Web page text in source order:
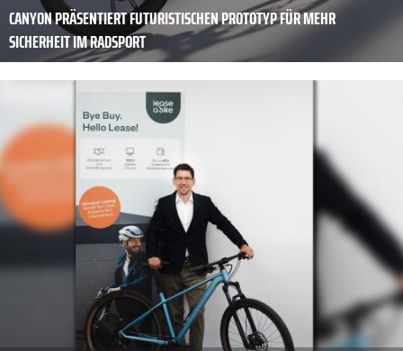
CANYON PRÄSENTIERT FUTURISTISCHEN PROTOTYP FÜR MEHR
SICHERHEIT IM RADSPORT